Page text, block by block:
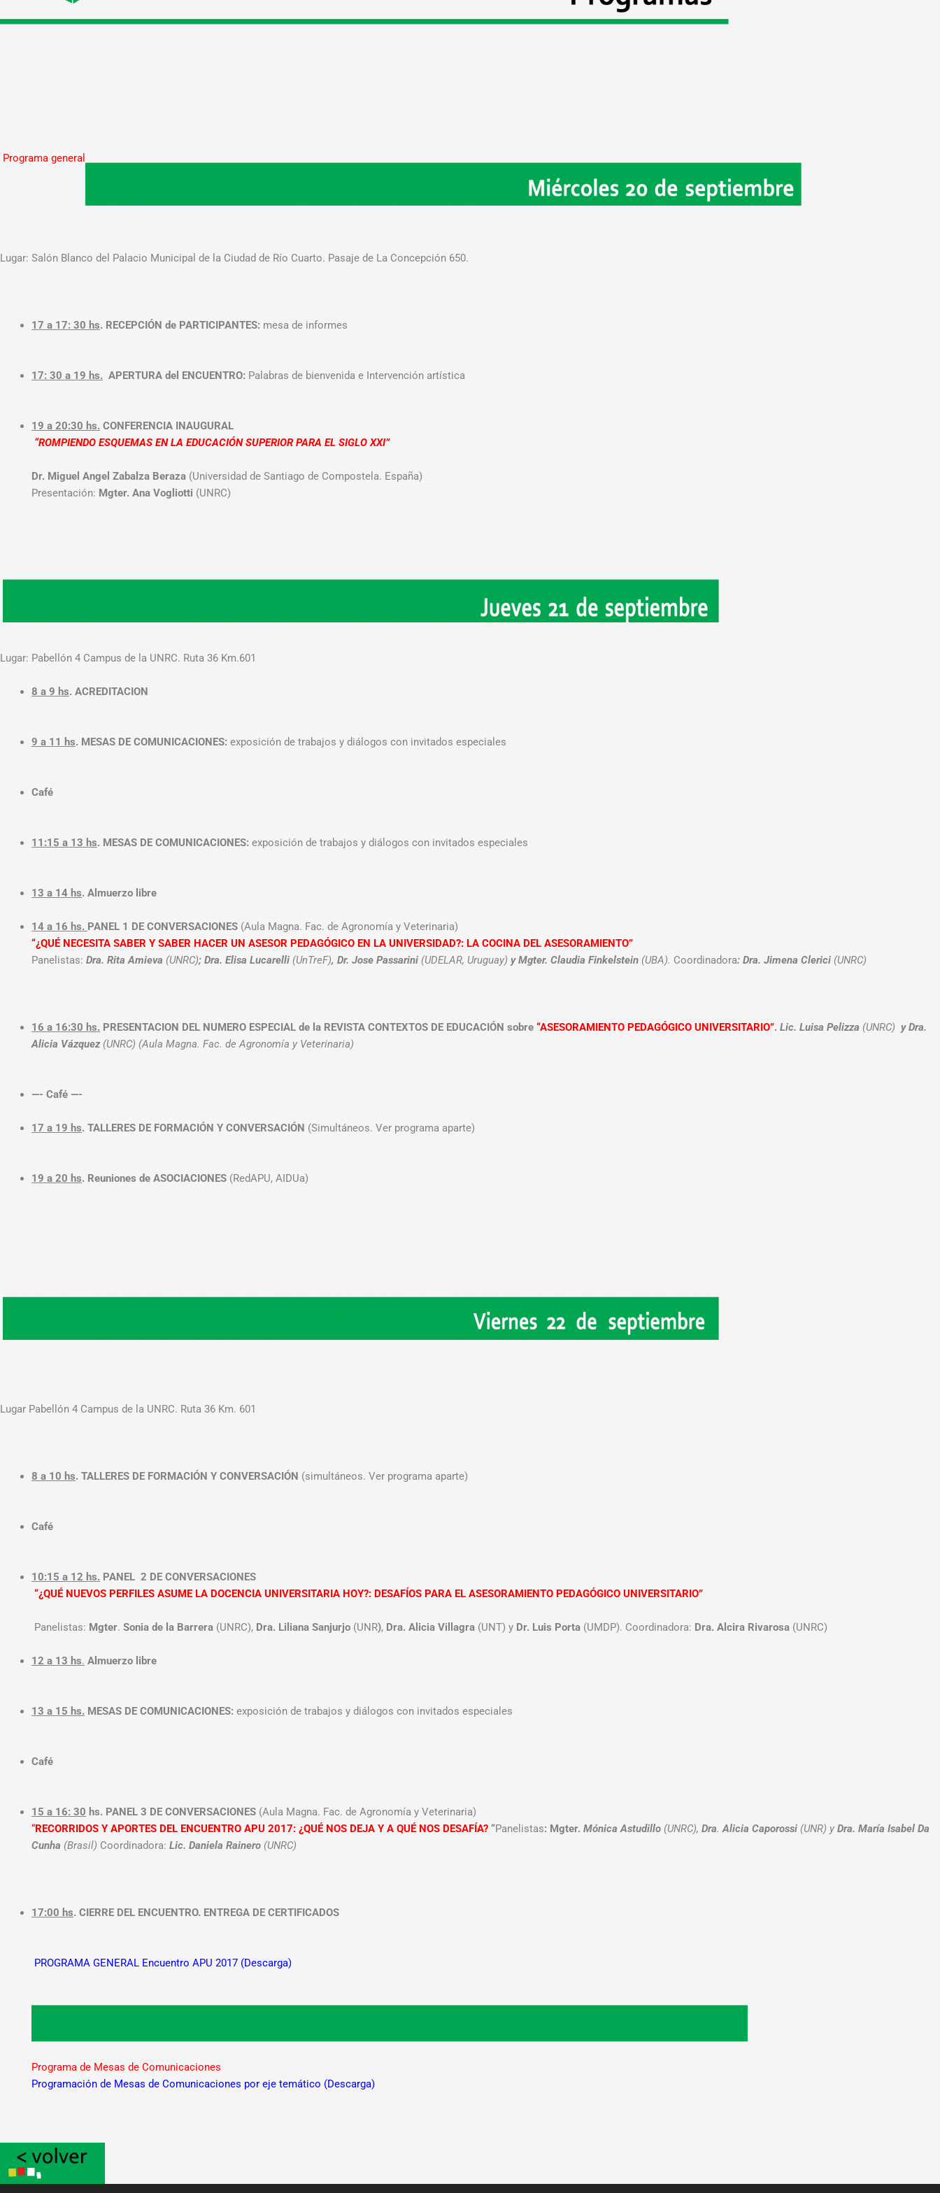
Programa general
Lugar: Salón Blanco del Palacio Municipal de la Ciudad de Río Cuarto. Pasaje de La Concepción 650.
17 a 17: 30 hs. RECEPCIÓN de PARTICIPANTES: mesa de informes
17: 30 a 19 hs. APERTURA del ENCUENTRO: Palabras de bienvenida e Intervención artística
19 a 20:30 hs. CONFERENCIA INAUGURAL
“ROMPIENDO ESQUEMAS EN LA EDUCACIÓN SUPERIOR PARA EL SIGLO XXI”
Dr. Miguel Angel Zabalza Beraza (Universidad de Santiago de Compostela. España)
Presentación: Mgter. Ana Vogliotti (UNRC)
Lugar: Pabellón 4 Campus de la UNRC. Ruta 36 Km.601
8 a 9 hs. ACREDITACION
9 a 11 hs. MESAS DE COMUNICACIONES: exposición de trabajos y diálogos con invitados especiales
Café
11:15 a 13 hs. MESAS DE COMUNICACIONES: exposición de trabajos y diálogos con invitados especiales
13 a 14 hs. Almuerzo libre
14 a 16 hs. PANEL 1 DE CONVERSACIONES (Aula Magna. Fac. de Agronomía y Veterinaria)
“¿QUÉ NECESITA SABER Y SABER HACER UN ASESOR PEDAGÓGICO EN LA UNIVERSIDAD?: LA COCINA DEL ASESORAMIENTO”
Panelistas: Dra. Rita Amieva (UNRC); Dra. Elisa Lucarelli (UnTreF), Dr. Jose Passarini (UDELAR, Uruguay) y Mgter. Claudia Finkelstein (UBA). Coordinadora: Dra. Jimena Clerici (UNRC)
16 a 16:30 hs. PRESENTACION DEL NUMERO ESPECIAL de la REVISTA CONTEXTOS DE EDUCACIÓN sobre “ASESORAMIENTO PEDAGÓGICO UNIVERSITARIO”. Lic. Luisa Pelizza (UNRC) y Dra.
Alicia Vázquez (UNRC) (Aula Magna. Fac. de Agronomía y Veterinaria)
—- Café —-
17 a 19 hs. TALLERES DE FORMACIÓN Y CONVERSACIÓN (Simultáneos. Ver programa aparte)
19 a 20 hs. Reuniones de ASOCIACIONES (RedAPU, AIDUa)
Lugar Pabellón 4 Campus de la UNRC. Ruta 36 Km. 601
8 a 10 hs. TALLERES DE FORMACIÓN Y CONVERSACIÓN (simultáneos. Ver programa aparte)
Café
10:15 a 12 hs. PANEL 2 DE CONVERSACIONES
“¿QUÉ NUEVOS PERFILES ASUME LA DOCENCIA UNIVERSITARIA HOY?: DESAFÍOS PARA EL ASESORAMIENTO PEDAGÓGICO UNIVERSITARIO”
Panelistas: Mgter. Sonia de la Barrera (UNRC), Dra. Liliana Sanjurjo (UNR), Dra. Alicia Villagra (UNT) y Dr. Luis Porta (UMDP). Coordinadora: Dra. Alcira Rivarosa (UNRC)
12 a 13 hs. Almuerzo libre
13 a 15 hs. MESAS DE COMUNICACIONES: exposición de trabajos y diálogos con invitados especiales
Café
15 a 16: 30 hs. PANEL 3 DE CONVERSACIONES (Aula Magna. Fac. de Agronomía y Veterinaria)
“RECORRIDOS Y APORTES DEL ENCUENTRO APU 2017: ¿QUÉ NOS DEJA Y A QUÉ NOS DESAFÍA? “Panelistas: Mgter. Mónica Astudillo (UNRC), Dra.Alicia Caporossi (UNR) y Dra. María Isabel Da
Cunha (Brasil) Coordinadora: Lic. Daniela Rainero (UNRC)
17:00 hs. CIERRE DEL ENCUENTRO. ENTREGA DE CERTIFICADOS
PROGRAMA GENERAL Encuentro APU 2017 (Descarga)
Programa de Mesas de Comunicaciones
Programación de Mesas de Comunicaciones por eje temático (Descarga)